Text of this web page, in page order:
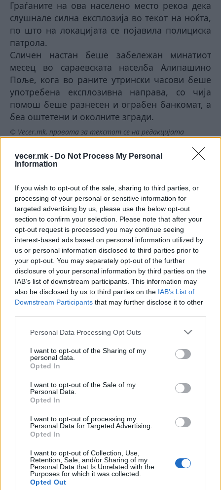
vecer.mk - Do Not Process My Personal
Information
If you wish to opt-out of the sale, sharing to third parties, or
processing of your personal or sensitive information for
targeted advertising by us, please use the below opt-out
section to confirm your selection. Please note that after your
opt-out request is processed you may continue seeing
interest-based ads based on personal information utilized by
us or personal information disclosed to third parties prior to
your opt-out. You may separately opt-out of the further
disclosure of your personal information by third parties on the
IAB’s list of downstream participants. This information may
also be disclosed by us to third parties on the IAB’s List of
Downstream Participants that may further disclose it to other
Personal Data Processing Opt Outs
I want to opt-out of the Sharing of my
personal data.
Opted In
I want to opt-out of the Sale of my
Personal Data.
Opted In
I want to opt-out of processing my
Personal Data for Targeted Advertising.
Opted In
I want to opt-out of Collection, Use,
Retention, Sale, and/or Sharing of my
Personal Data that Is Unrelated with the
Purposes for which it was collected.
Opted Out
Граѓаните на ова населено место рекоа дека
слушнале силна експлозија во текот на ноќта,
по што на локацијата се појавила полициска
патрола.
Сличен настан беше забележан минатиот
месец во сараевската населба Алипашино
Поље, кога во раните утрински часови беше
употребена експлозивна направа, со чија
помош беше разнесен и ограбен банкомат, а
беа оштетени и околните згради.
© Vecer.mk, правата за текстот се на редакцијата
МУ СЕ ПРИКРАЛ ОДЗАДИ И ПУКАЛ
ШОК НА КРИТ -Истрага за убиство
и јадење на заштитена дива
коза во Националниот парк
Самарија
НАЈЧИТАНИ ВО ПОСЛЕДНИ 7 ДЕНА
Ахмети кажа што го мачи:
УЧК...
ИСТОРИСКО ОБЕДИНУВАЊЕ НА
МАКЕДОНЦИТЕ ВО СРБИЈА:
ФОРМИРАН МАКЕДОНСКИОТ
ДЕМОЛИРАЊЕ НА ФИЛИПЧЕ:
итно ја преиспитува својата
одлука“
ТЕМПЕРАТУРАТА ВО СРЕДА ЌЕ
БИДЕ ЗА НА ЛЕКАР, а потоа...